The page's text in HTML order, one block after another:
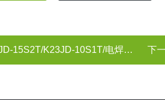
10S1T/电焊机电磁阀 无锡市气动元件总厂 下